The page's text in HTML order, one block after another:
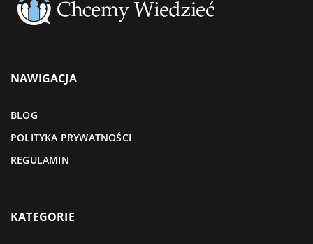
NAWIGACJA
BLOG
POLITYKA PRYWATNOŚCI
REGULAMIN
KATEGORIE